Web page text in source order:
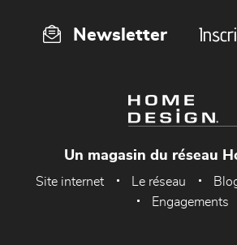
Newsletter
Un magasin du réseau
Site internet Le réseau
Engagements